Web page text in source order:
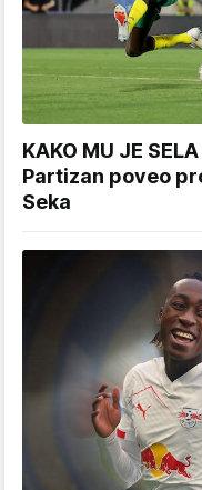
KAKO MU JE
Partizan poveo
Seka